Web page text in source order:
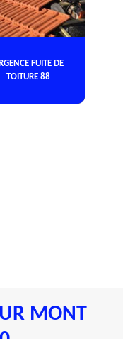
FUITE DE
TOITURE 88
MONT